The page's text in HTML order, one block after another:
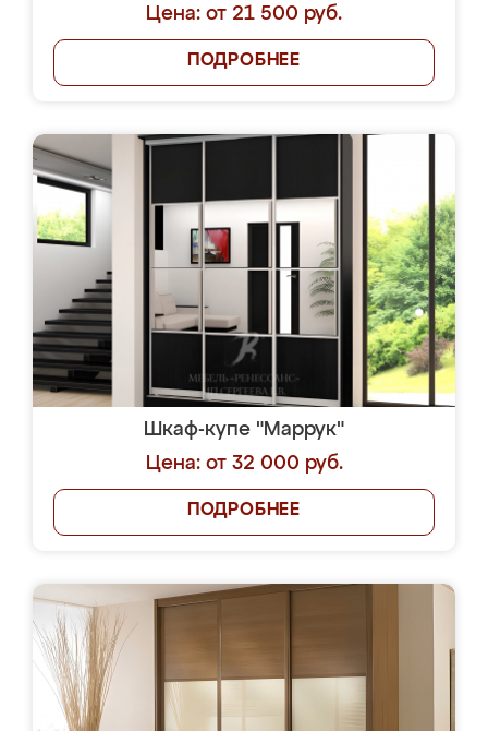
Цена: от 21 500 руб.
ПОДРОБНЕЕ
Шкаф-купе "Маррук"
Цена: от 32 000 руб.
ПОДРОБНЕЕ